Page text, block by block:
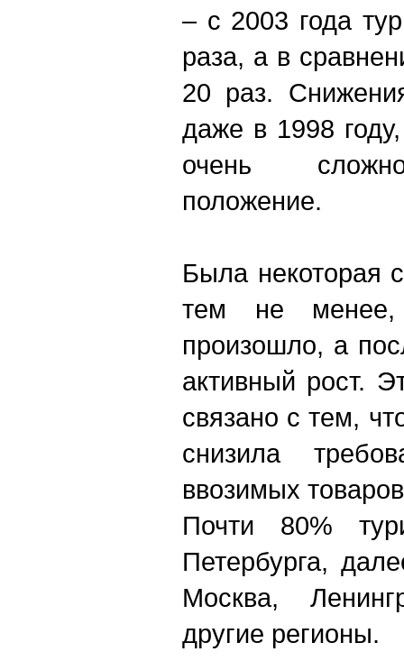
– с 2003 года
раза, а в
20 раз.
даже в 1998
очень
положение.
Была некоторая
тем не
произошло, а
активный рост.
связано с тем,
снизила
ввозимых
Почти 80%
Петербурга,
Москва,
другие регионы.